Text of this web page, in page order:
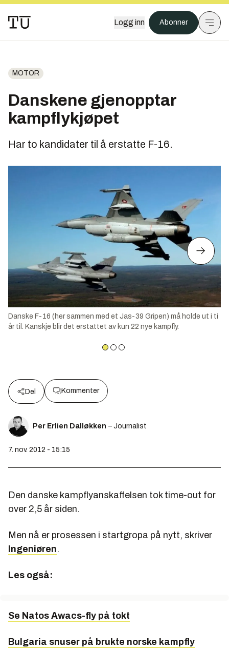
Logg inn Abonner
MOTOR
Danskene gjenopptar
kampflykjøpet
Har to kandidater til å erstatte F-16.
Danske F-16 (her sammen med et Jas-39 Gripen) må holde ut i ti
år til. Kanskje blir det erstattet av kun 22 nye kampfly.
Del Kommenter
Per Erlien Dalløkken – Journalist
7. nov. 2012 - 15:15
Den danske kampflyanskaffelsen tok time-out for
over 2,5 år siden.
Men nå er prosessen i startgropa på nytt, skriver
Ingeniøren.
Les også:
Se Natos Awacs-fly på tokt
Bulgaria snuser på brukte norske kampfly